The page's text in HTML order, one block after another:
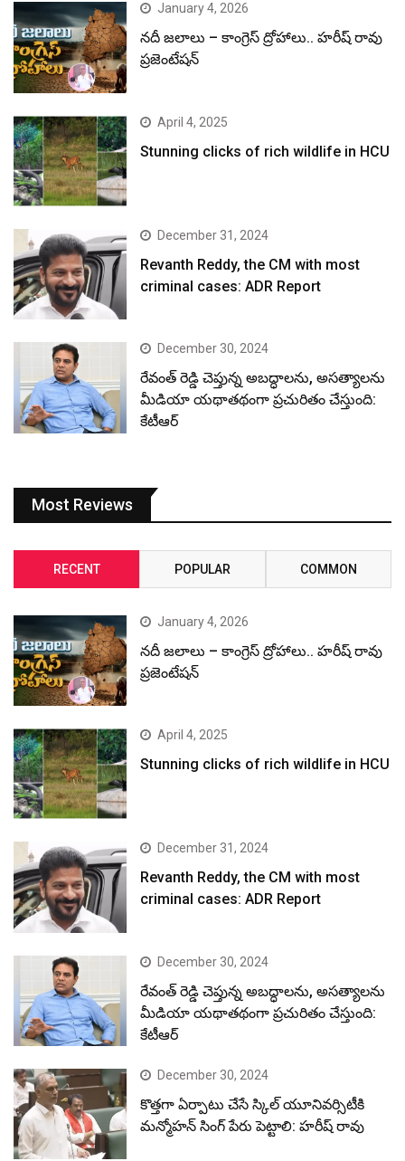
January 4, 2026
నదీ జలాలు – కాంగ్రెస్ ద్రోహాలు.. హరీష్ రావు
ప్రజెంటేషన్
April 4, 2025
Stunning clicks of rich wildlife in HCU
December 31, 2024
Revanth Reddy, the CM with most
criminal cases: ADR Report
December 30, 2024
రేవంత్ రెడ్డి చెప్తున్న అబద్ధాలను, అసత్యాలను
మీడియా యథాతథంగా ప్రచురితం చేస్తుంది:
కేటీఆర్
Most Reviews
RECENT POPULAR COMMON
January 4, 2026
నదీ జలాలు – కాంగ్రెస్ ద్రోహాలు.. హరీష్ రావు
ప్రజెంటేషన్
April 4, 2025
Stunning clicks of rich wildlife in HCU
December 31, 2024
Revanth Reddy, the CM with most
criminal cases: ADR Report
December 30, 2024
రేవంత్ రెడ్డి చెప్తున్న అబద్ధాలను, అసత్యాలను
మీడియా యథాతథంగా ప్రచురితం చేస్తుంది:
కేటీఆర్
December 30, 2024
కొత్తగా ఏర్పాటు చేసే స్కిల్ యూనివర్సిటీకి
మన్మోహన్ సింగ్ పేరు పెట్టాలి: హరీష్ రావు